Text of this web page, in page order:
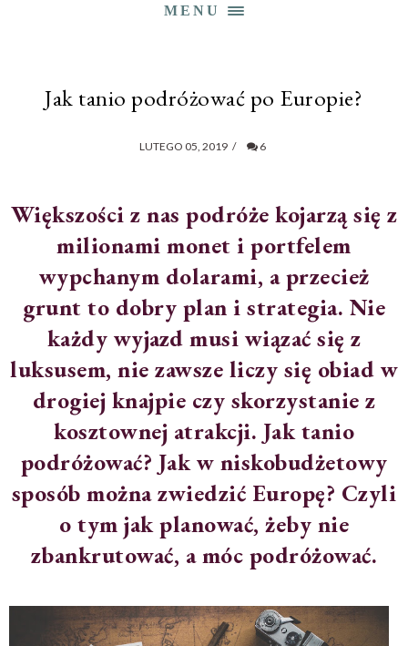
MENU
Jak tanio podróżować po Europie?
LUTEGO 05, 2019 / 6
Większości z nas podróże kojarzą się z
milionami monet i portfelem
wypchanym dolarami, a przecież
grunt to dobry plan i strategia. Nie
każdy wyjazd musi wiązać się z
luksusem, nie zawsze liczy się obiad w
drogiej knajpie czy skorzystanie z
kosztownej atrakcji. Jak tanio
podróżować? Jak w niskobudżetowy
sposób można zwiedzić Europę? Czyli
o tym jak planować, żeby nie
zbankrutować, a móc podróżować.